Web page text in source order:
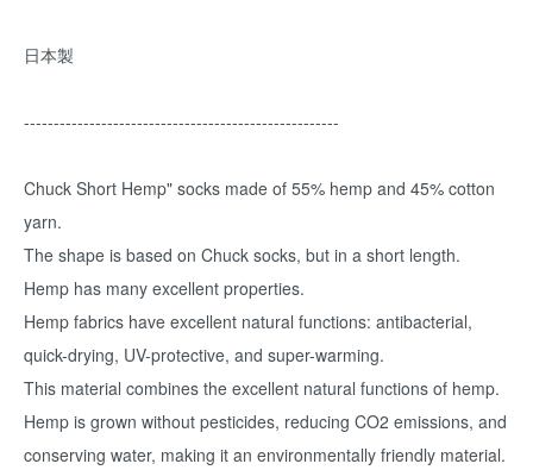
日本製
-----------------------------------------------------
Chuck Short Hemp" socks made of 55% hemp and 45% cotton
yarn.
The shape is based on Chuck socks, but in a short length.
Hemp has many excellent properties.
Hemp fabrics have excellent natural functions: antibacterial,
quick-drying, UV-protective, and super-warming.
This material combines the excellent natural functions of hemp.
Hemp is grown without pesticides, reducing CO2 emissions, and
conserving water, making it an environmentally friendly material.